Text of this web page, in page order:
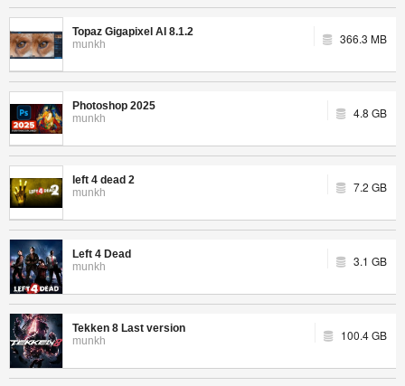
Topaz Gigapixel AI 8.1.2
munkh
366.3 MB
Photoshop 2025
munkh
4.8 GB
left 4 dead 2
munkh
7.2 GB
Left 4 Dead
munkh
3.1 GB
Tekken 8 Last version
munkh
100.4 GB